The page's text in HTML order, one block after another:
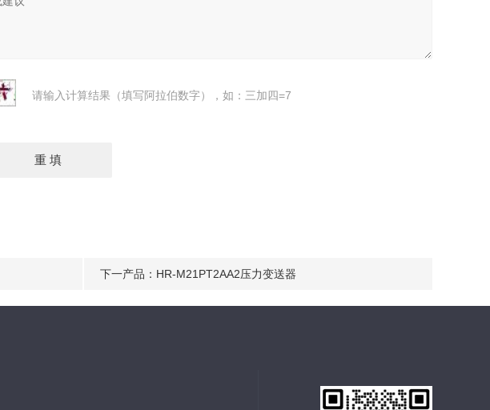
请输入计算结果（填写阿拉伯数字），如：三加四=7
下一产品： HR-M21PT2AA2压力变送器